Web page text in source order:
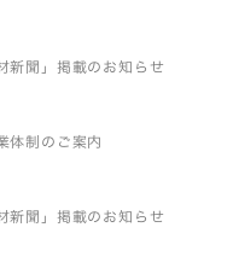
新聞」掲載のお知らせ
体制のご案内
新聞」掲載のお知らせ